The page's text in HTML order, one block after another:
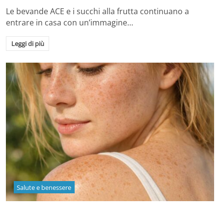
Le bevande ACE e i succhi alla frutta continuano a
entrare in casa con un’immagine…
Leggi di più
Salute e benessere